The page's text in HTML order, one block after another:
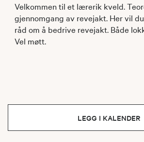
Velkommen til et lærerik kveld.
gjennomgang av revejakt. Her vil
råd om å bedrive revejakt. Både
Vel møtt.
LEGG I KALENDER